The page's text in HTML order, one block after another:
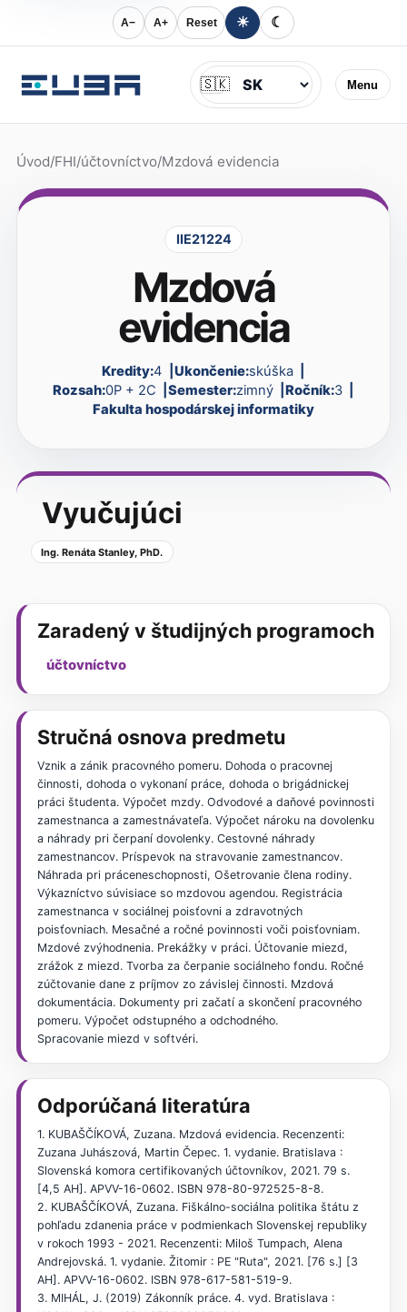
A− A+ Reset ☀ ☾
Menu
Jazyk
🇸🇰
Úvod/FHI/účtovníctvo/Mzdová evidencia
IIE21224
Mzdová
evidencia
Kredity:4 Ukončenie:skúška
Rozsah:0P + 2C Semester:zimný Ročník:3
Fakulta hospodárskej informatiky
Vyučujúci
Ing. Renáta Stanley, PhD.
Zaradený v študijných programoch
účtovníctvo
Stručná osnova predmetu
Vznik a zánik pracovného pomeru. Dohoda o pracovnej
činnosti, dohoda o vykonaní práce, dohoda o brigádnickej
práci študenta. Výpočet mzdy. Odvodové a daňové povinnosti
zamestnanca a zamestnávateľa. Výpočet nároku na dovolenku
a náhrady pri čerpaní dovolenky. Cestovné náhrady
zamestnancov. Príspevok na stravovanie zamestnancov.
Náhrada pri práceneschopnosti, Ošetrovanie člena rodiny.
Výkazníctvo súvisiace so mzdovou agendou. Registrácia
zamestnanca v sociálnej poisťovni a zdravotných
poisťovniach. Mesačné a ročné povinnosti voči poisťovniam.
Mzdové zvýhodnenia. Prekážky v práci. Účtovanie miezd,
zrážok z miezd. Tvorba za čerpanie sociálneho fondu. Ročné
zúčtovanie dane z príjmov zo závislej činnosti. Mzdová
dokumentácia. Dokumenty pri začatí a skončení pracovného
pomeru. Výpočet odstupného a odchodného.
Spracovanie miezd v softvéri.
Odporúčaná literatúra
1. KUBAŠČÍKOVÁ, Zuzana. Mzdová evidencia. Recenzenti:
Zuzana Juhászová, Martin Čepec. 1. vydanie. Bratislava :
Slovenská komora certifikovaných účtovníkov, 2021. 79 s.
[4,5 AH]. APVV-16-0602. ISBN 978-80-972525-8-8.
2. KUBAŠČÍKOVÁ, Zuzana. Fiškálno-sociálna politika štátu z
pohľadu zdanenia práce v podmienkach Slovenskej republiky
v rokoch 1993 - 2021. Recenzenti: Miloš Tumpach, Alena
Andrejovská. 1. vydanie. Žitomir : PE "Ruta", 2021. [76 s.] [3
AH]. APVV-16-0602. ISBN 978-617-581-519-9.
3. MIHÁL, J. (2019) Zákonník práce. 4. vyd. Bratislava :